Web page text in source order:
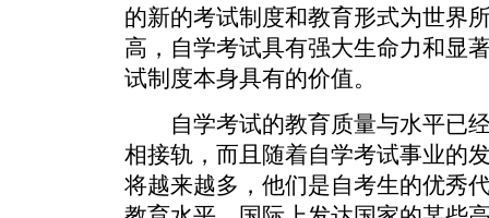
的新的考试制度和教育形式为世界
高，自学考试具有强大生命力和显
试制度本身具有的价值。
自学考试的教育质量与水平已经
相接轨，而且随着自学考试事业的
将越来越多，他们是自考生的优秀